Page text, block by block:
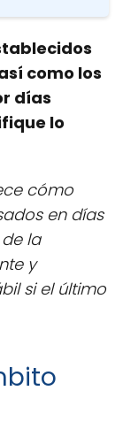
como los
días
lo
cómo
en días
la
y
si el último